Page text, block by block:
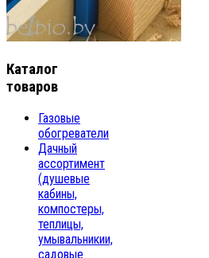
Каталог
товаров
Газовые
обогреватели
Дачный
ассортимент
(душевые
кабины,
компостеры,
теплицы,
умывальникии,
садовые